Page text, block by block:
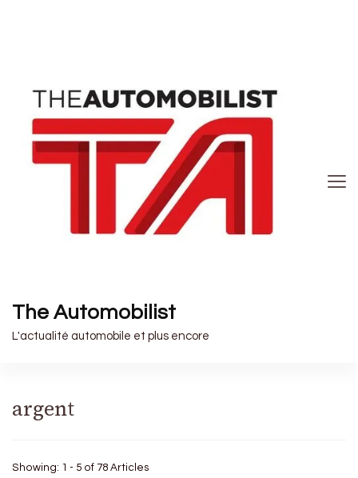
The Automobilist
L'actualité automobile et plus encore
argent
Showing: 1 - 5 of 78 Articles